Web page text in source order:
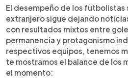
Escuchar artículo
Los futbolistas salvadoreños
viven un panorama diverso.
tres goles y una asistencia
equipo quedó fuera de liguilla.
Mario González acumula 15
porterías a cero con San
de salvar la categoría. En
una lesión leve, destaca con
El desempeño de los futbolistas
extranjero sigue dejando
con resultados mixtos entre
permanencia y protagonismo
respectivos equipos, tenemos
te mostramos el balance de los
el momento: